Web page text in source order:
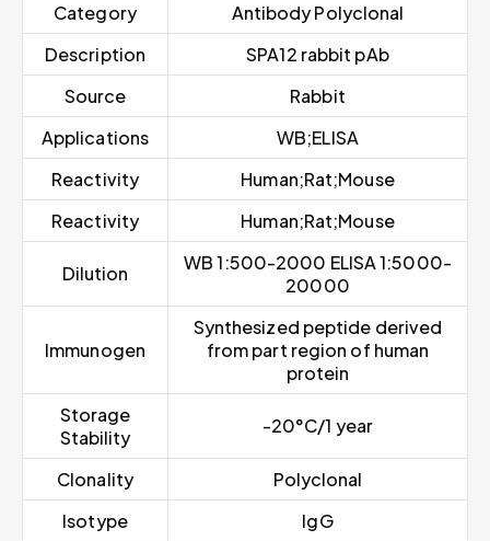
Category
Antibody Polyclonal
Description
SPA12 rabbit pAb
Source
Rabbit
Applications
WB;ELISA
Reactivity
Human;Rat;Mouse
Reactivity
Human;Rat;Mouse
Dilution
WB 1:500-2000 ELISA 1:5000-
20000
Immunogen
Synthesized peptide derived
from part region of human
protein
Storage
Stability
-20°C/1 year
Clonality
Polyclonal
Isotype
IgG